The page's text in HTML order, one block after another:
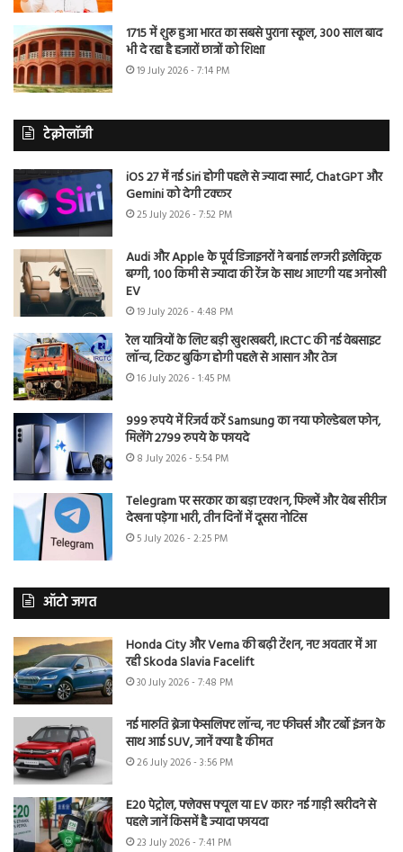
1715 में शुरू हुआ भारत का सबसे पुराना स्कूल, 300 साल बाद
भी दे रहा है हजारों छात्रों को शिक्षा
19 July 2026 - 7:14 PM
टेक्नोलॉजी
iOS 27 में नई Siri होगी पहले से ज्यादा स्मार्ट, ChatGPT और
Gemini को देगी टक्कर
25 July 2026 - 7:52 PM
Audi और Apple के पूर्व डिजाइनरों ने बनाई लग्जरी इलेक्ट्रिक
बग्गी, 100 किमी से ज्यादा की रेंज के साथ आएगी यह अनोखी
EV
19 July 2026 - 4:48 PM
रेल यात्रियों के लिए बड़ी खुशखबरी, IRCTC की नई वेबसाइट
लॉन्च, टिकट बुकिंग होगी पहले से आसान और तेज
16 July 2026 - 1:45 PM
999 रुपये में रिजर्व करें Samsung का नया फोल्डेबल फोन,
मिलेंगे 2799 रुपये के फायदे
8 July 2026 - 5:54 PM
Telegram पर सरकार का बड़ा एक्शन, फिल्में और वेब सीरीज
देखना पड़ेगा भारी, तीन दिनों में दूसरा नोटिस
5 July 2026 - 2:25 PM
ऑटो जगत
Honda City और Verna की बढ़ी टेंशन, नए अवतार में आ
रही Skoda Slavia Facelift
30 July 2026 - 7:48 PM
नई मारुति ब्रेजा फेसलिफ्ट लॉन्च, नए फीचर्स और टर्बो इंजन के
साथ आई SUV, जानें क्या है कीमत
26 July 2026 - 3:56 PM
E20 पेट्रोल, फ्लेक्स फ्यूल या EV कार? नई गाड़ी खरीदने से
पहले जानें किसमें है ज्यादा फायदा
23 July 2026 - 7:41 PM